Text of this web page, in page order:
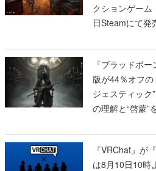
クションゲーム
日Steamにて発
『ブラッドボ
版が44％オフ
ジェスティック
の理解と“啓蒙”
『VRChat』が
は8月10日10時